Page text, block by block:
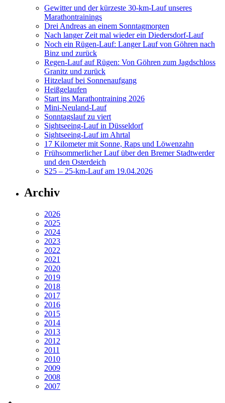
Gewitter und der kürzeste 30-km-Lauf unseres
Marathontrainings
Drei Andreas an einem Sonntagmorgen
Nach langer Zeit mal wieder ein Diedersdorf-Lauf
Noch ein Rügen-Lauf: Langer Lauf von Göhren nach
Binz und zurück
Regen-Lauf auf Rügen: Von Göhren zum Jagdschloss
Granitz und zurück
Hitzelauf bei Sonnenaufgang
Heißgelaufen
Start ins Marathontraining 2026
Mini-Neuland-Lauf
Sonntagslauf zu viert
Sightseeing-Lauf in Düsseldorf
Sightseeing-Lauf im Ahrtal
17 Kilometer mit Sonne, Raps und Löwenzahn
Frühsommerlicher Lauf über den Bremer Stadtwerder
und den Osterdeich
S25 – 25-km-Lauf am 19.04.2026
Archiv
2026
2025
2024
2023
2022
2021
2020
2019
2018
2017
2016
2015
2014
2013
2012
2011
2010
2009
2008
2007